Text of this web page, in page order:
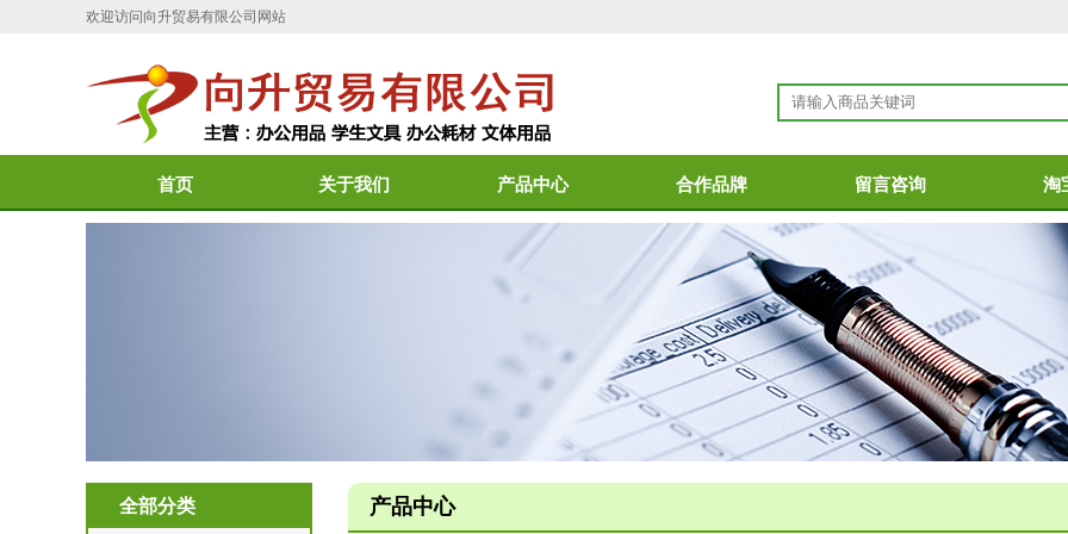
欢迎访问向升贸易有限公司网站
首页 关于我们 产品中心 合作品牌 留言咨询 淘
全部分类 产品中心